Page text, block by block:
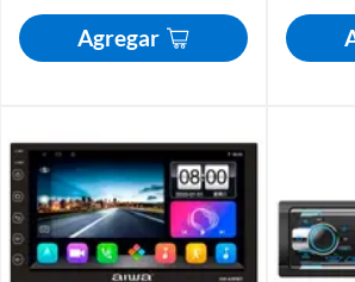
Agregar